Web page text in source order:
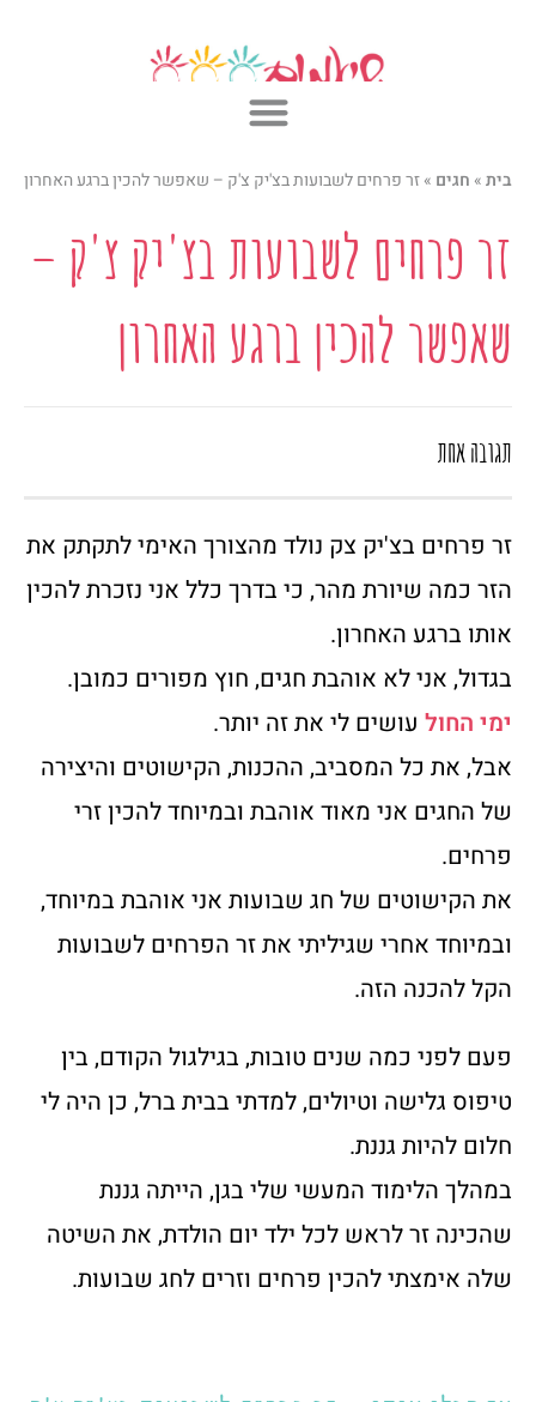
בית» חגים »זר פרחים לשבועות בצ'יק צ'ק – שאפשר להכין ברגע האחרון
זר פרחים לשבועות בצ'יק צ'ק –
שאפשר להכין ברגע האחרון
תגובה אחת
זר פרחים בצ'יק צק נולד מהצורך האימי לתקתק את
הזר כמה שיורת מהר, כי בדרך כלל אני נזכרת להכין
אותו ברגע האחרון.
בגדול, אני לא אוהבת חגים, חוץ מפורים כמובן.
ימי החול עושים לי את זה יותר.
אבל, את כל המסביב, ההכנות, הקישוטים והיצירה
של החגים אני מאוד אוהבת ובמיוחד להכין זרי
פרחים.
את הקישוטים של חג שבועות אני אוהבת במיוחד,
ובמיוחד אחרי שגיליתי את זר הפרחים לשבועות
הקל להכנה הזה.
פעם לפני כמה שנים טובות, בגילגול הקודם, בין
טיפוס גלישה וטיולים, למדתי בבית ברל, כן היה לי
חלום להיות גננת.
במהלך הלימוד המעשי שלי בגן, הייתה גננת
שהכינה זר לראש לכל ילד יום הולדת, את השיטה
שלה אימצתי להכין פרחים וזרים לחג שבועות.